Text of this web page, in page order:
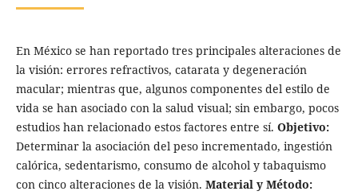
En México se han reportado tres principales alteraciones de
la visión: errores refractivos, catarata y degeneración
macular; mientras que, algunos componentes del estilo de
vida se han asociado con la salud visual; sin embargo, pocos
estudios han relacionado estos factores entre sí. Objetivo:
Determinar la asociación del peso incrementado, ingestión
calórica, sedentarismo, consumo de alcohol y tabaquismo
con cinco alteraciones de la visión. Material y Método: